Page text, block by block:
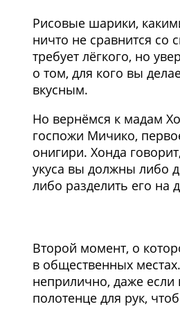
Рисовые шарики,
ничто не сравнится со
требует лёгкого, но
о том, для кого вы
вкусным.
Но вернёмся к мадам
госпожи Мичико,
онигири. Хонда
укуса вы должны либо
либо разделить его на
Второй момент, о
в общественных
неприлично, даже если
полотенце для рук,